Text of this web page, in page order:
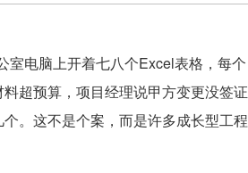
电脑上开着七八个Excel表格，每个
超预算，项目经理说甲方变更没签证
。这不是个案，而是许多成长型工程